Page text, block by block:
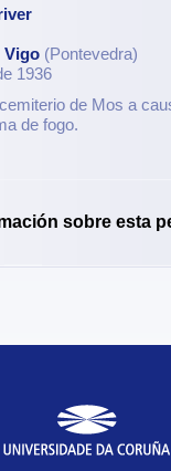
Vigo (Pontevedra)
1936
de Mos a
de fogo.
sobre esta